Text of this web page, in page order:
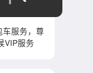
服务，尊
VIP服务